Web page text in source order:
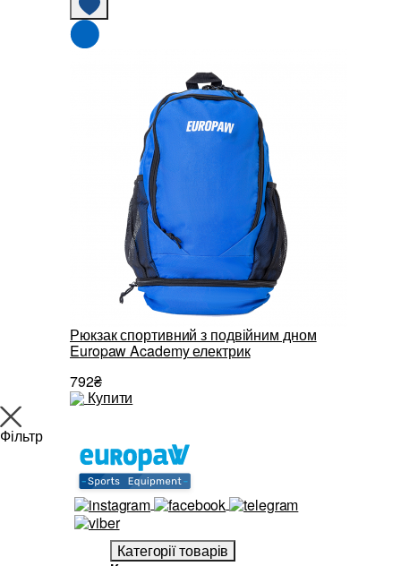
Рюкзак спортивний з подвійним дном
Europaw Academy електрик
792₴
Купити
Фільтр
Категорії товарів